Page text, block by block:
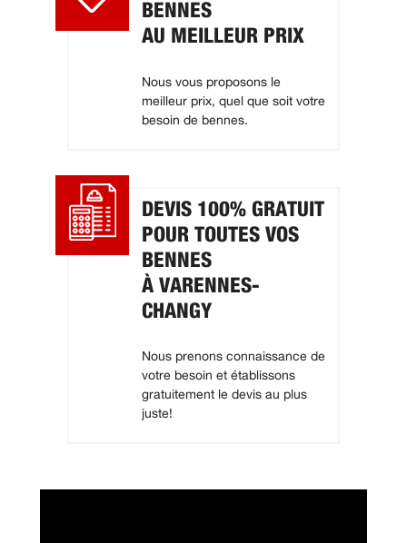
BENNES
AU MEILLEUR PRIX
Nous vous proposons le
meilleur prix, quel que soit votre
besoin de bennes.
DEVIS 100% GRATUIT
POUR TOUTES VOS
BENNES
À VARENNES-
CHANGY
Nous prenons connaissance de
votre besoin et établissons
gratuitement le devis au plus
juste!